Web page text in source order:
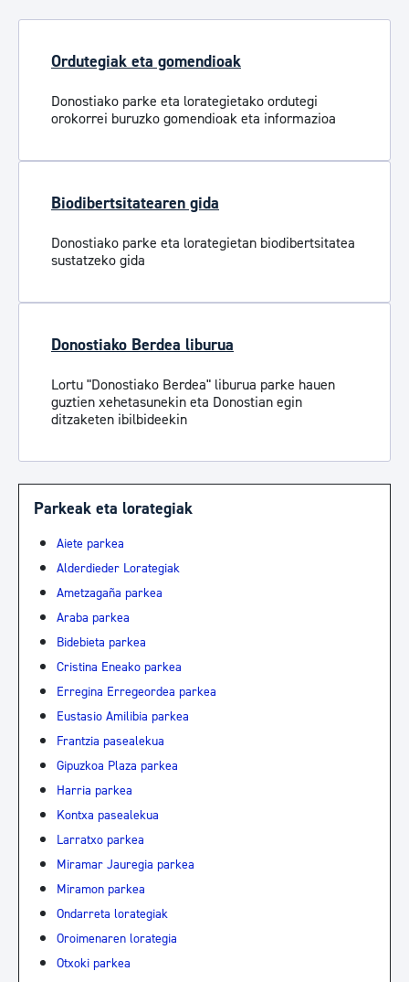
Ordutegiak eta gomendioak
Donostiako parke eta lorategietako ordutegi
orokorrei buruzko gomendioak eta informazioa
Biodibertsitatearen gida
Donostiako parke eta lorategietan biodibertsitatea
sustatzeko gida
Donostiako Berdea liburua
Lortu "Donostiako Berdea" liburua parke hauen
guztien xehetasunekin eta Donostian egin
ditzaketen ibilbideekin
Parkeak eta lorategiak
Aiete parkea
Alderdieder Lorategiak
Ametzagaña parkea
Araba parkea
Bidebieta parkea
Cristina Eneako parkea
Erregina Erregeordea parkea
Eustasio Amilibia parkea
Frantzia pasealekua
Gipuzkoa Plaza parkea
Harria parkea
Kontxa pasealekua
Larratxo parkea
Miramar Jauregia parkea
Miramon parkea
Ondarreta lorategiak
Oroimenaren lorategia
Otxoki parkea